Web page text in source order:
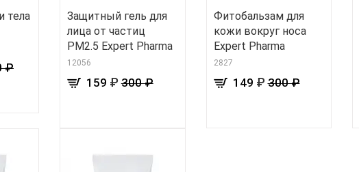
тела
₽
Защитный гель для
лица от частиц
РМ2.5 Expert Pharma
12056
159 ₽300 ₽
Фитобальзам для
кожи вокруг носа
Expert Pharma
2827
149 ₽300 ₽